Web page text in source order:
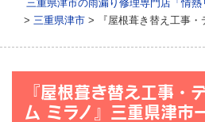
三重県津市の雨漏り修理専門店「情熱
> 三重県津市>
『屋根葺き替え工事
『屋根葺き替え工事・
ム ミラノ』三重県津市